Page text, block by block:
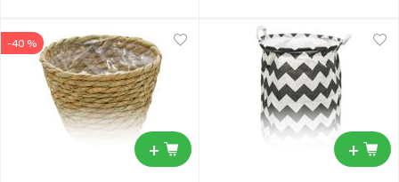
+
-40 %
+